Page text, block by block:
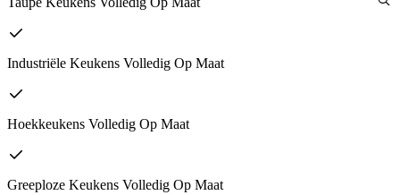
Industriële Keukens Volledig Op Maat
Hoekkeukens Volledig Op Maat
Greeploze Keukens Volledig Op Maat